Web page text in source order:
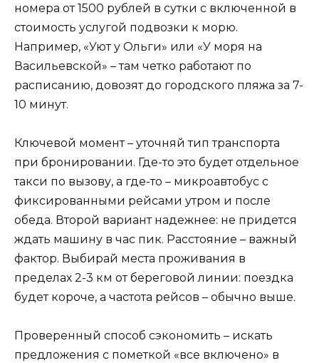
номера от 1500 рублей в сутки с включенной в
стоимость услугой подвозки к морю.
Например, «Уют у Ольги» или «У моря на
Васильевской» – там четко работают по
расписанию, довозят до городского пляжа за 7-
10 минут.
Ключевой момент – уточняй тип транспорта
при бронировании. Где-то это будет отдельное
такси по вызову, а где-то – микроавтобус с
фиксированными рейсами утром и после
обеда. Второй вариант надежнее: не придется
ждать машину в час пик. Расстояние – важный
фактор. Выбирай места проживания в
пределах 2-3 км от береговой линии: поездка
будет короче, а частота рейсов – обычно выше.
Проверенный способ сэкономить – искать
предложения с пометкой «все включено» в